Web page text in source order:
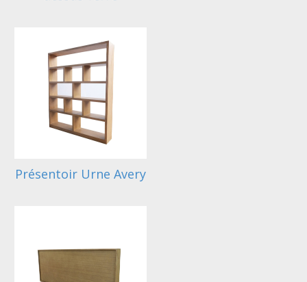
Présentoir Urne Avery